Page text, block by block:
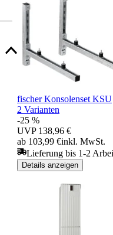
fischer Konsolenset KSU
2 Varianten
-25 %
UVP 138,96 €
ab 103,99 €inkl. MwSt.
Lieferung bis 1-2
Details anzeigen